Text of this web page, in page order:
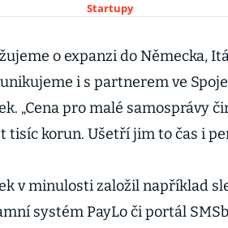
Startupy
o expanzi do Německa,
i s partnerem ve
„Cena pro malé samosprávy
tisíc korun. Ušetří jim to čas i
v minulosti založil například
systém PayLo či portál